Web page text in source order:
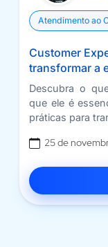
Atendimento ao
Customer
transformar a
Descubra o
que ele é
práticas para
25 de